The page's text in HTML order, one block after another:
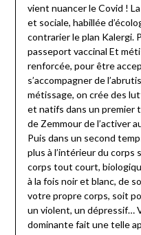
vient nuancer le Covid !
et sociale, habillée
contrarier le plan Kalergi.
passeport vaccinal Et
renforcée, pour être
s’accompagner de
métissage, on crée des
et natifs dans un premier
de Zemmour de l’activer
Puis dans un second
plus à l’intérieur du corps
corps tout court,
à la fois noir et blanc, de
votre propre corps, soit
un violent, un dépressif…
dominante fait une telle